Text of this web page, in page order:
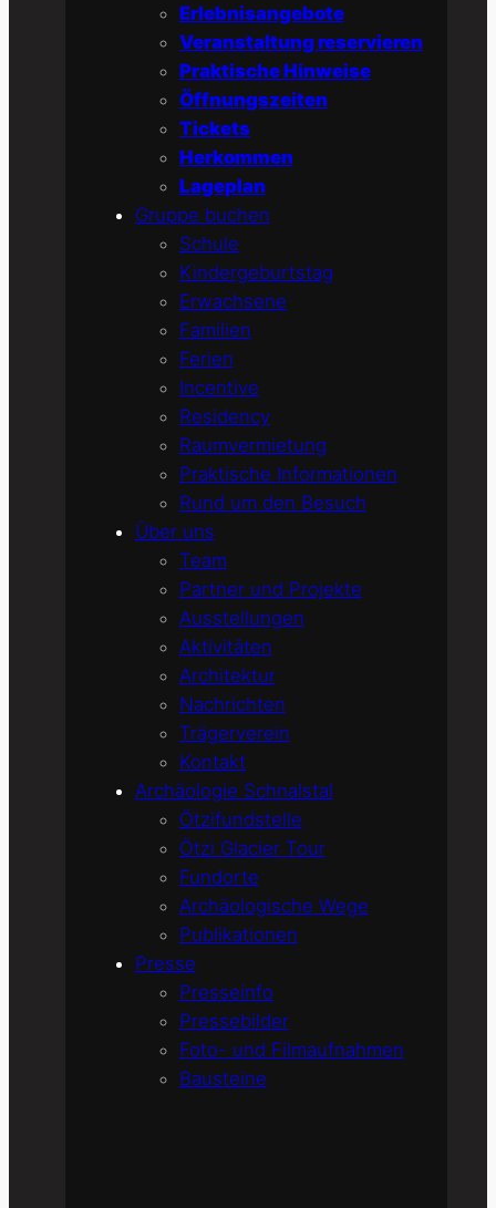
Erlebnisangebote
Veranstaltung reservieren
Praktische Hinweise
Öffnungszeiten
Tickets
Herkommen
Lageplan
Gruppe buchen
Schule
Kindergeburtstag
Erwachsene
Familien
Ferien
Incentive
Residency
Raumvermietung
Praktische Informationen
Rund um den Besuch
Über uns
Team
Partner und Projekte
Ausstellungen
Aktivitäten
Architektur
Nachrichten
Trägerverein
Kontakt
Archäologie Schnalstal
Ötzifundstelle
Ötzi Glacier Tour
Fundorte
Archäologische Wege
Publikationen
Presse
Presseinfo
Pressebilder
Foto- und Filmaufnahmen
Bausteine